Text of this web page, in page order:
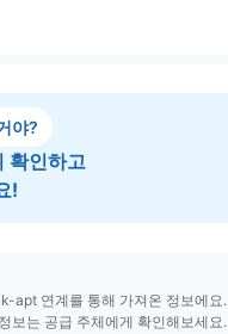
야?
확인하고
!
apt 연계를 통해 가져온 정보에요.
보는 공급 주체에게 확인해보세요.